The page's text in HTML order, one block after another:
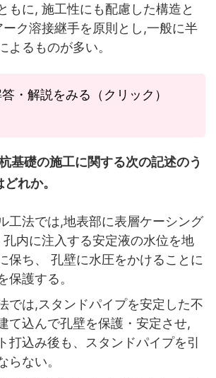
もに, 施工性にも配慮した構造と
ク溶接継手を原則とし,一般に半
よるものが多い。
・解説をみる（クリック）
基礎の施工に関する次の記述のう
れか。
工法では,地表部に表層ケーシング
孔内に注入する安定液の水位を地
保ち、 孔壁に水圧をかけることに
保護する。
では,スタンドパイプを安定した不
て込んで孔壁を保護・安定させ,
打込み後も、スタンドパイプを引
らない。